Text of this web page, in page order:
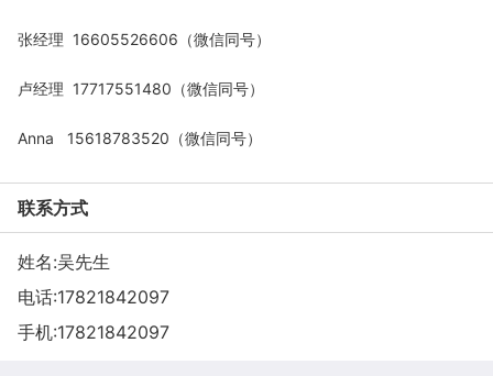
张经理 16605526606（微信同号）
卢经理 17717551480（微信同号）
Anna 15618783520（微信同号）
联系方式
姓名:吴先生
电话:17821842097
手机:17821842097